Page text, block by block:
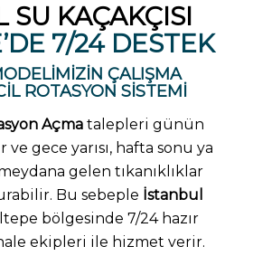
SU KAÇAKÇISI
7/24 DESTEK
ÇALIŞMA
ROTASYON SISTEMI
Açmatalepleri günün
gece yarısı, hafta sonu ya
gelen tıkanıklıklar
Bu sebeple İstanbul
bölgesinde 7/24 hazır
ekipleri ile hizmet verir.